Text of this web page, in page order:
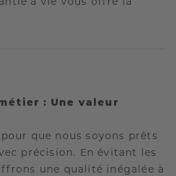
: Une valeur
que nous soyons prêts
précision. En évitant les
une qualité inégalée à